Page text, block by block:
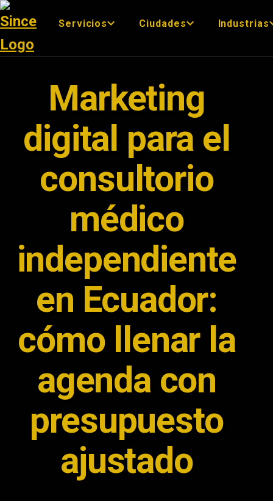
Servicios Ciudades Industrias
Marketing
digital para el
consultorio
médico
independiente
en Ecuador:
cómo llenar la
agenda con
presupuesto
ajustado